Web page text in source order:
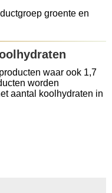
groente en
waar ook 1,7
worden
aantal koolhydraten in